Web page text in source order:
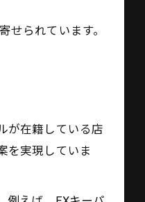
られています。
が在籍している店
を実現していま